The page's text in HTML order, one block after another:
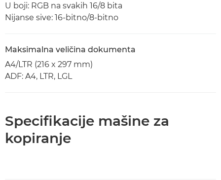
U boji: RGB na svakih 16/8 bita
Nijanse sive: 16-bitno/8-bitno
Maksimalna veličina dokumenta
A4/LTR (216 x 297 mm)
ADF: A4, LTR, LGL
Specifikacije mašine za
kopiranje